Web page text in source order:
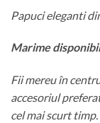
Papuci eleganti
Marime
Fii mereu în
accesoriul
cel mai scurt timp.